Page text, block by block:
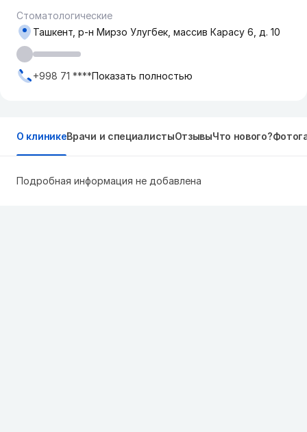
Стоматологические
Ташкент, р-н Мирзо Улугбек, массив Карасу 6, д. 10
+998 71 ****Показать полностью
О клиникеВрачи и специалистыОтзывыЧто нового?
Подробная информация не добавлена